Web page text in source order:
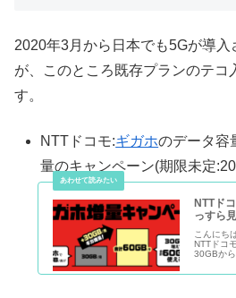
2020年3月から日本でも5Gが導入
が、このところ既存プランのテコ
す。
NTTドコモ:ギガホのデータ容
量のキャンペーン(期限未定
NTTド
っすら
こんにち
NTTドコ
30GBか
ンを無期
契約して